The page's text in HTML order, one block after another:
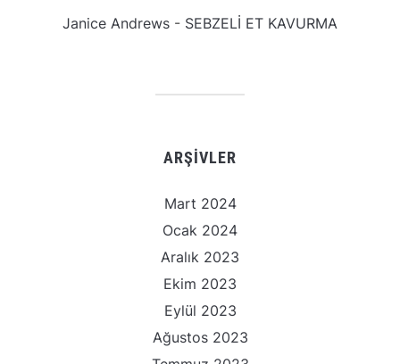
Janice Andrews - SEBZELİ ET KAVURMA
ARŞIVLER
Mart 2024
Ocak 2024
Aralık 2023
Ekim 2023
Eylül 2023
Ağustos 2023